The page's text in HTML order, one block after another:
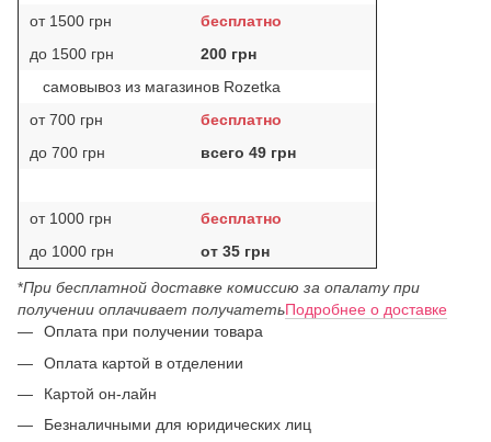
от 1500 грн
бесплатно
до 1500 грн
200 грн
самовывоз из магазинов Rozetka
от 700 грн
бесплатно
до 700 грн
всего 49 грн
от 1000 грн
бесплатно
до 1000 грн
от 35 грн
*При бесплатной доставке комиссию за опалату при
получении оплачивает получатетьПодробнее о доставке
Оплата при получении товара
Оплата картой в отделении
Картой он-лайн
Безналичными для юридических лиц